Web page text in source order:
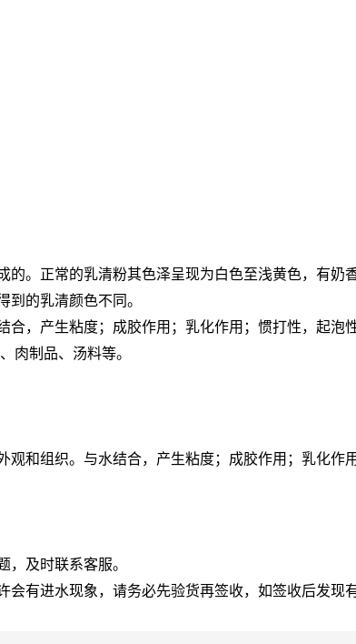
的。正常的乳清粉其色泽呈现为白色至浅黄色，有
的乳清颜色不同。
合，产生粘度；成胶作用；乳化作用；惯打性，起
肉制品、汤料等。
和组织。与水结合，产生粘度；成胶作用；乳化作
及时联系客服。
有进水现象，请务必先验货再签收，如签收后发现